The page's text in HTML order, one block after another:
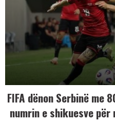
FIFA dënon Serbinë me
numrin e shikuesve për